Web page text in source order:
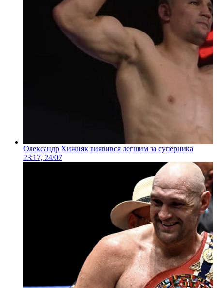
Олександр Хижняк виявився легшим за суперника
23:17, 24/07